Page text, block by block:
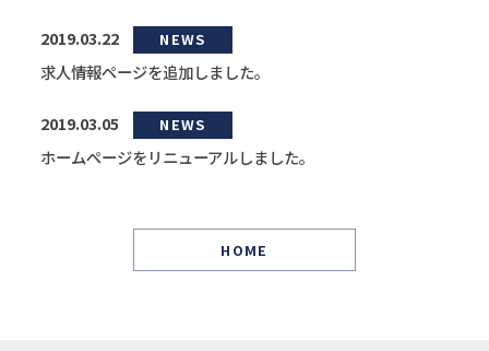
2019.03.22 NEWS
求人情報ページを追加しました。
2019.03.05 NEWS
ホームページをリニューアルしました。
HOME